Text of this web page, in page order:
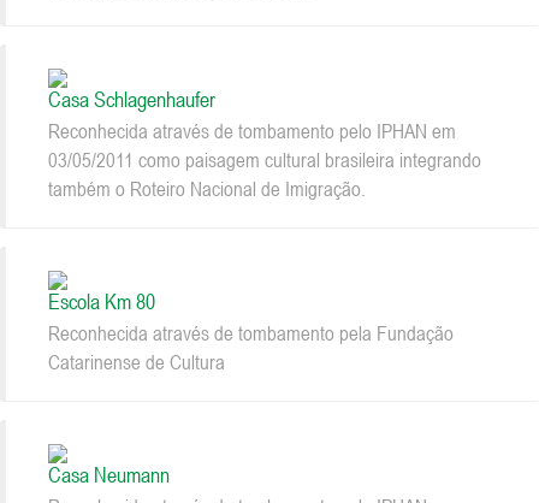
Casa Schlagenhaufer
Reconhecida através de tombamento pelo IPHAN em
03/05/2011 como paisagem cultural brasileira integrando
também o Roteiro Nacional de Imigração.
Escola Km 80
Reconhecida através de tombamento pela Fundação
Catarinense de Cultura
Casa Neumann